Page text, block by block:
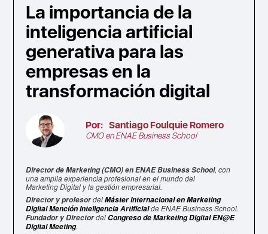
La importancia de la
inteligencia artificial
generativa para las
empresas en la
transformación digital
Por: Santiago Foulquie Romero
CMO en ENAE Business School
Director de Marketing (CMO) en ENAE Business School, con
una amplia experiencia profesional en el mundo del
Marketing Digital y la gestión empresarial.
Director y profesordelMáster Internacional en Marketing
Digital Mención Inteligencia Artificialde ENAE Business School.
Fundador y DirectordelCongreso de Marketing Digital EN@E
Digital Meeting.